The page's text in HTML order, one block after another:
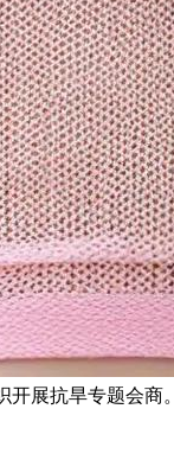
展抗旱专题会商。